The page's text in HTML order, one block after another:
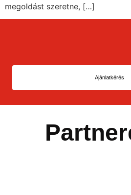
megoldást szeretne, […]
Ajánlatkérés